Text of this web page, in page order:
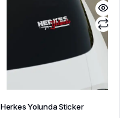
Herkes Yolunda Sticker